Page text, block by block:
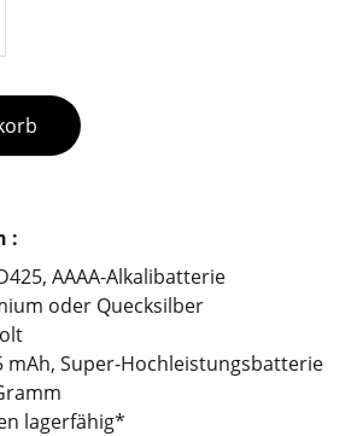
:
AAAA-Alkalibatterie
oder Quecksilber
mAh, Super-Hochleistungsbatterie
lagerfähig*